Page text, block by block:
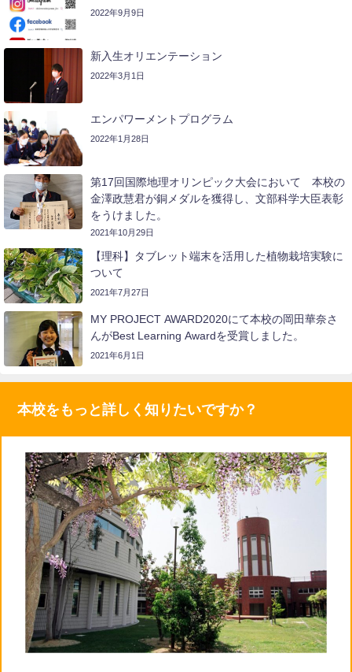
2022年9月9日
新入生オリエンテーション
2022年3月1日
エンパワーメントプログラム
2022年1月28日
第17回国際地理オリンピック大会において 本校の
金澤政慧君が銅メダルを獲得し、文部科学大臣表彰
をうけました。
2021年10月29日
【理科】タブレット端末を活用した植物栽培実験に
ついて
2021年7月27日
MY PROJECT AWARD2020にて本校の岡田華奈さ
んがBest Learning Awardを受賞しました。
2021年6月1日
本校をもっと詳しく知りたいですか？